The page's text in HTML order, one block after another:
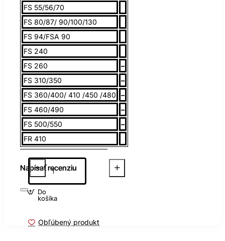
Do
košíka
Obľúbený produkt
FS 55/56/70
FS 80/87/ 90/100/130
FS 94/FSA 90
FS 240
FS 260
–
FS 310/350
–
FS 360/400/ 410 /450 /480
–
FS 460/490
–
FS 500/550
–
FR 410
Napísať recenziu